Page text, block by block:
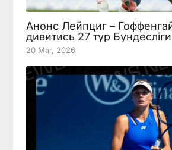
Анонс Лейпциг –
дивитись 27 тур Бундесліги
20 Mar, 2026